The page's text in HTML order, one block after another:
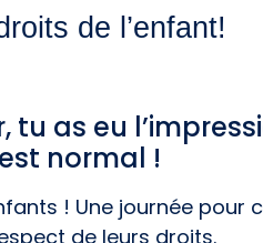
de l’enfant!
tu as eu
normal !
! Une journée
de leurs droits.